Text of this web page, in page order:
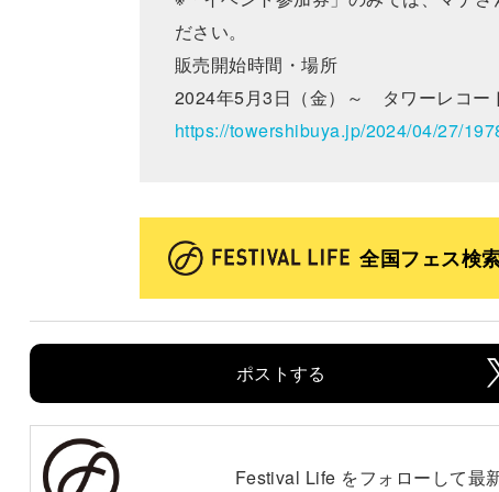
ださい。
販売開始時間・場所
2024年5月3日（金）～ タワーレコー
https://towershibuya.jp/2024/04/27/
全国フェス検
ポストする
Festival Life をフォローして最